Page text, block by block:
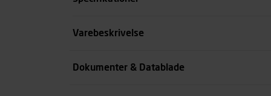
Størrelse
Varebeskrivelse
Dokumenter & Datablade